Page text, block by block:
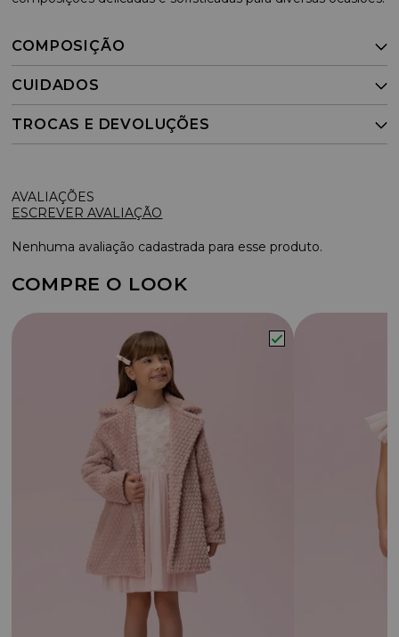
COMPOSIÇÃO
CUIDADOS
TROCAS E DEVOLUÇÕES
ESCREVER AVALIAÇÃO
Nenhuma avaliação cadastrada para esse produto.
COMPRE O LOOK